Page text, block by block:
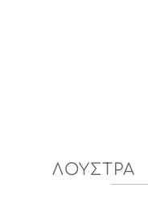
ΛΟΥΣΤΡΑ